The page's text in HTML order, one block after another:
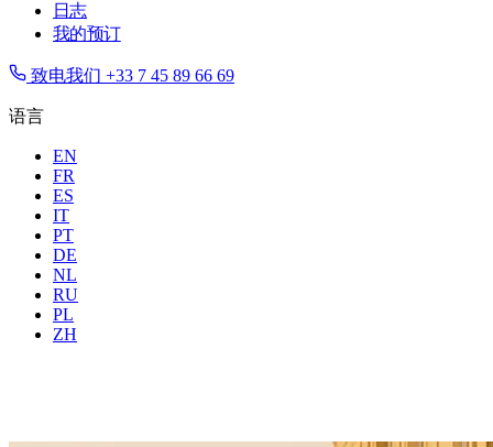
日志
我的预订
致电我们 +33 7 45 89 66 69
语言
EN
FR
ES
IT
PT
DE
NL
RU
PL
ZH
地点 所有城市